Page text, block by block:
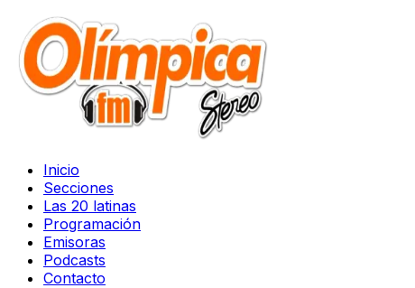
Inicio
Secciones
Las 20 latinas
Programación
Emisoras
Podcasts
Contacto